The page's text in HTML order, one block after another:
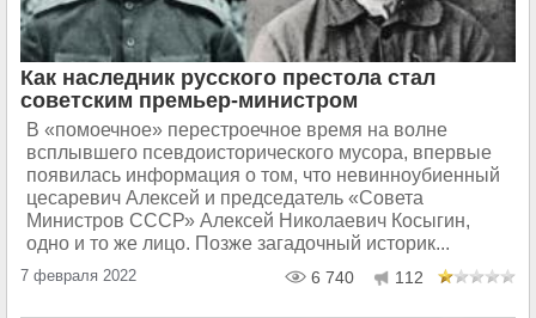
Как наследник русского престола стал
советским премьер-министром
В «помоечное» перестроечное время на волне
всплывшего псевдоисторического мусора, впервые
появилась информация о том, что невинноубиенный
цесаревич Алексей и председатель «Совета
Министров СССР» Алексей Николаевич Косыгин,
одно и то же лицо. Позже загадочный историк...
7 февраля 2022 6 740 112